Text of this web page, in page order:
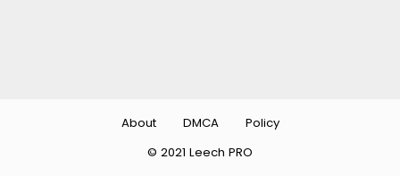
© 2021 Leech PRO
About DMCA Policy